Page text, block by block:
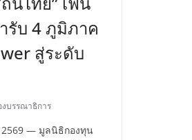
รับ 4 ภูมิภาค
สู่ระดับ
งบรรณาธิการ
2569 — มูลนิธิกองทุน